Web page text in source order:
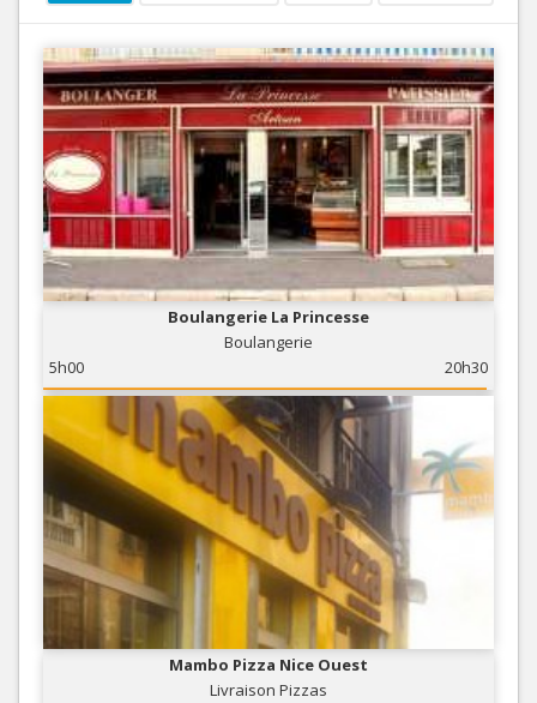
Boulangerie La Princesse
Boulangerie
5h00
20h30
Mambo Pizza Nice Ouest
Livraison Pizzas